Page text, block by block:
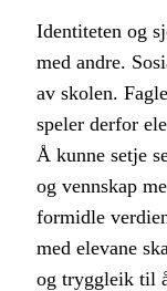
Identiteten og
med andre.
av skolen.
speler derfor
Å kunne setje
og vennskap
formidle
med elevane
og tryggleik til